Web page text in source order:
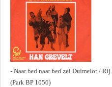
- Naar bed naar bed zei Duimelot /
(Park BP 1056)